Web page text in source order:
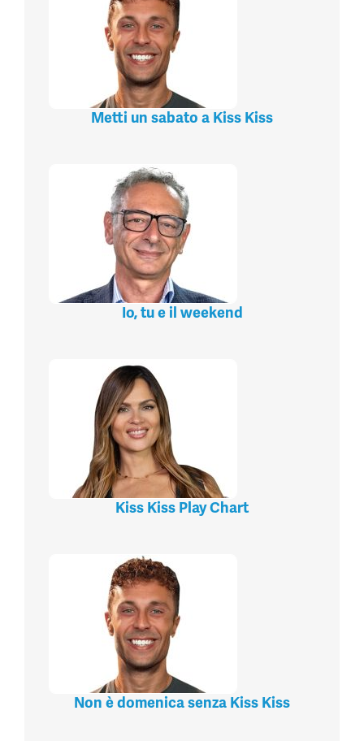
Metti un sabato a Kiss Kiss
Io, tu e il weekend
Kiss Kiss Play Chart
Non è domenica senza Kiss Kiss